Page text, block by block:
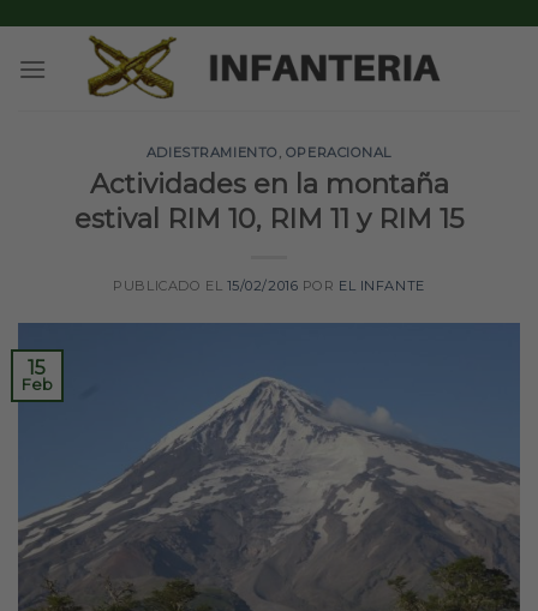
content
ADIESTRAMIENTO , OPERACIONAL
Actividades en la montaña
estival RIM 10, RIM 11 y RIM 15
PUBLICADO EL 15/02/2016 POR EL INFANTE
15
Feb